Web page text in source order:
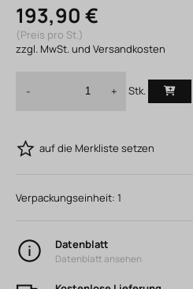
193,90 €
(Preis pro St.)
zzgl. MwSt. und Versandkosten
- + Stk.
auf die Merkliste setzen
Verpackungseinheit: 1
Datenblatt
Datenblatt ansehen